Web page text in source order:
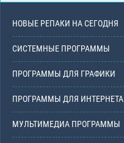
НОВЫЕ РЕПАКИ НА СЕГОДНЯ
СИСТЕМНЫЕ ПРОГРАММЫ
ПРОГРАММЫ ДЛЯ ГРАФИКИ
ПРОГРАММЫ ДЛЯ ИНТЕРНЕТА
МУЛЬТИМЕДИА ПРОГРАММЫ